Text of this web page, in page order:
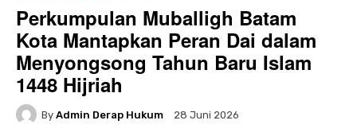
Perkumpulan Muballigh Batam
Kota Mantapkan Peran Dai dalam
Menyongsong Tahun Baru Islam
1448 Hijriah
By Admin Derap Hukum 28 Juni 2026